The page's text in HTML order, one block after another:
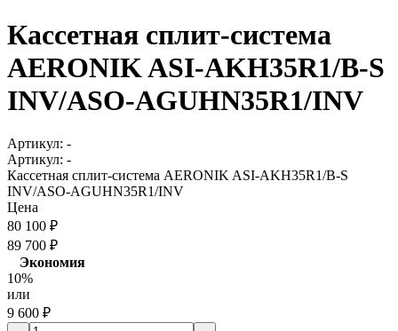
Кассетная сплит-система
AERONIK ASI-AKH35R1/B-S
INV/ASO-AGUHN35R1/INV
Артикул: -
Артикул: -
Кассетная сплит-система AERONIK ASI-AKH35R1/B-S
INV/ASO-AGUHN35R1/INV
Цена
80 100 ₽
89 700 ₽
Экономия
10%
или
9 600 ₽